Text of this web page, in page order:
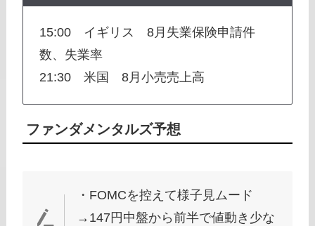
15:00 イギリス 8月失業保険申請件
数、失業率
21:30 米国 8月小売売上高
ファンダメンタルズ予想
・FOMCを控えて様子見ムード
→147円中盤から前半で値動き少な